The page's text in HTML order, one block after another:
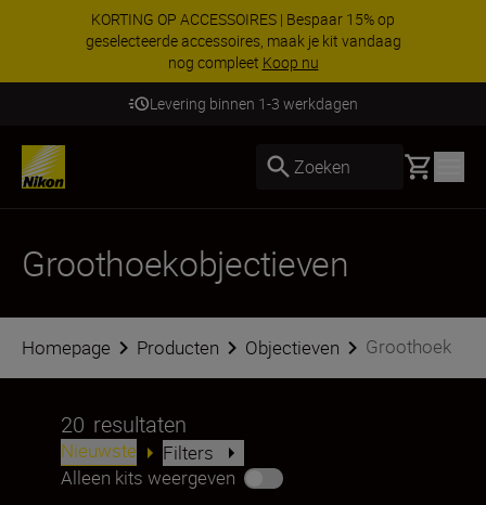
KORTING OP ACCESSOIRES | Bespaar 15% op
geselecteerde accessoires, maak je kit vandaag
nog compleet Koop nu
Levering binnen 1-3 werkdagen
Zoeken Basket
Groothoekobjectieven
Homepage Producten Objectieven Groothoek
20 resultaten
Nieuwste
Filters
Alleen kits weergeven